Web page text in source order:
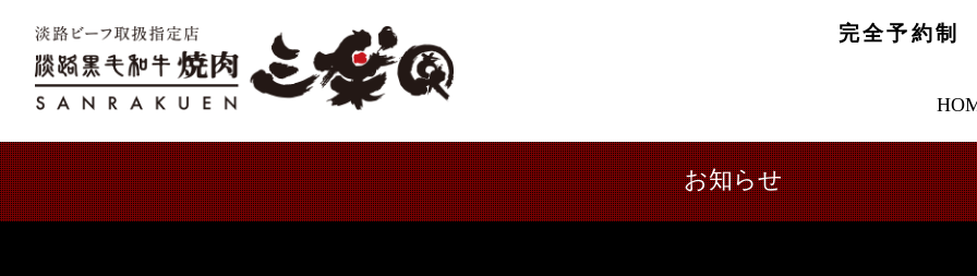
完全予約制
お知らせ